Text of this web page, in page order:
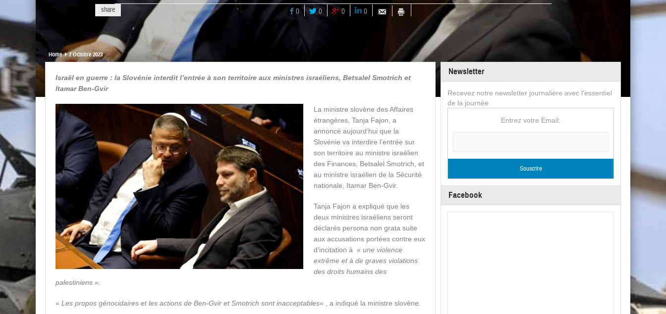
share 0 0 0 0
Home 7 Octobre 2023
Israël en guerre : la Slovénie interdit l’entrée à son territoire aux ministres israéliens, Betsalel Smotrich et
Itamar Ben-Gvir
La ministre slovène des Affaires
étrangères, Tanja Fajon, a
annoncé aujourd’hui que la
Slovénie va interdire l’entrée sur
son territoire au ministre israélien
des Finances, Betsalel Smotrich, et
au ministre israélien de la Sécurité
nationale, Itamar Ben-Gvir.
Tanja Fajon a expliqué que les
deux ministres israéliens seront
déclarés persona non grata suite
aux accusations portées contre eux
d’incitation à « une violence
extrême et à de graves violations
des droits humains des
palestiniens ».
« Les propos génocidaires et les actions de Ben-Gvir et Smotrich sont inacceptables« , a indiqué la ministre slovène.
Newsletter
Recevez notre newsletter journalière avec l'essentiel
de la journée
Entrez votre Email:
Facebook